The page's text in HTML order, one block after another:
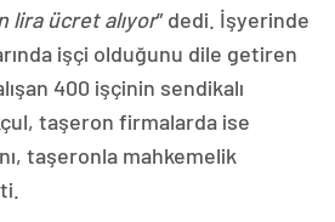
lira ücret alıyor” dedi. İşyerinde
işçi olduğunu dile getiren
400 işçinin sendikalı
taşeron firmalarda ise
taşeronla mahkemelik